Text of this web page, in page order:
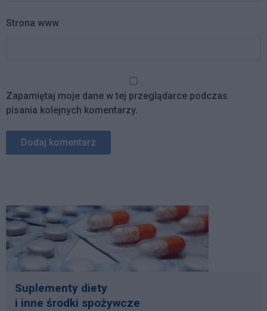
Strona www
Zapamiętaj moje dane w tej przeglądarce podczas
pisania kolejnych komentarzy.
Suplementy diety
i inne środki spożywcze